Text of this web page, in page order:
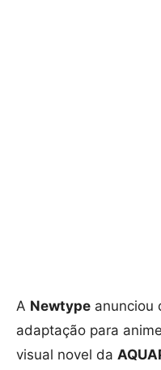
A Newtype anunciou
adaptação para
visual novel da